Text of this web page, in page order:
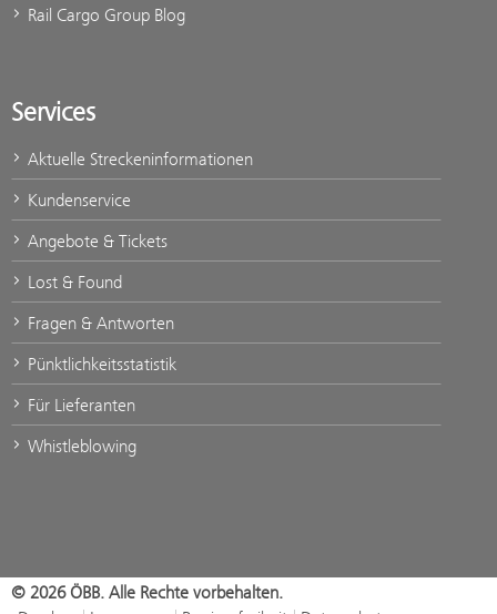
Rail Cargo Group Blog
Services
Aktuelle Streckeninformationen
Kundenservice
Angebote & Tickets
Lost & Found
Fragen & Antworten
Pünktlichkeitsstatistik
Für Lieferanten
Whistleblowing
© 2026 ÖBB. Alle Rechte vorbehalten.